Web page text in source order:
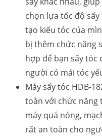
chọn lựa tốc độ
tạo kiểu tóc của
bị thêm chức năng
hợp để bạn sấy
người có mái tóc
Máy sấy tóc HDB-
toàn với chức năng
máy quá nóng,
rất an toàn cho